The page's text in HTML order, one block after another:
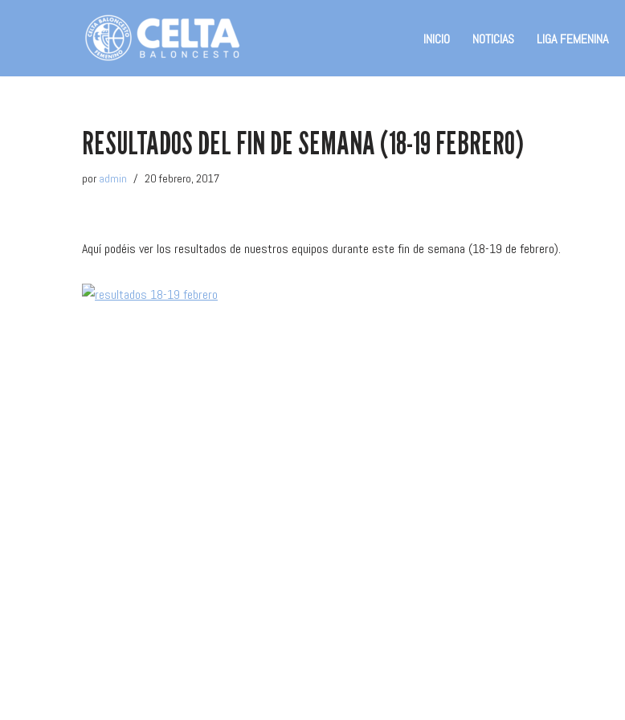
INICIO NOTICIAS LIGA FEMENINA
RESULTADOS DEL FIN DE SEMANA (18-19 FEBRERO)
por admin 20 febrero, 2017
Aquí podéis ver los resultados de nuestros equipos durante este fin de semana (18-19 de febrero).